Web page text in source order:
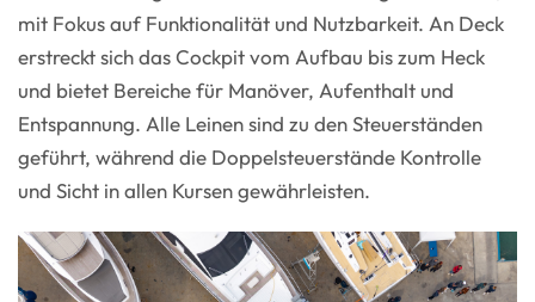
mit Fokus auf Funktionalität und Nutzbarkeit. An Deck
erstreckt sich das Cockpit vom Aufbau bis zum Heck
und bietet Bereiche für Manöver, Aufenthalt und
Entspannung. Alle Leinen sind zu den Steuerständen
geführt, während die Doppelsteuerstände Kontrolle
und Sicht in allen Kursen gewährleisten.